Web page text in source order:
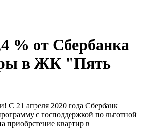
% от Сбербанка
в ЖК "Пять
С 21 апреля 2020 года Сбербанк
с господдержкой по льготной
приобретение квартир в